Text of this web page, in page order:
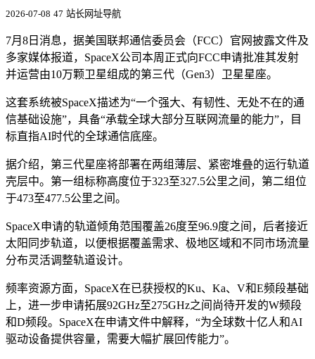
2026-07-08 47 站长网址导航
7月8日消息，据美国联邦通信委员会（FCC）官网披露文件及
多家媒体报道，SpaceX公司本周正式向FCC申请批准其发射
并运营由10万颗卫星组成的第三代（Gen3）卫星星座。
这套系统被SpaceX描述为“一个强大、有韧性、无处不在的通
信基础设施”，具备“承载全球大部分互联网流量的能力”，目
标直指AI时代的全球通信底座。
据介绍，第三代星座将部署在两组薄层、紧密堆叠的运行轨道
壳层中。第一组标称高度位于323至327.5公里之间，第二组位
于473至477.5公里之间。
SpaceX申请的轨道倾角范围覆盖26度至96.9度之间，后者接近
太阳同步轨道，以便根据覆盖需求、极地区域和不同市场流量
分布灵活调整轨道设计。
频率资源方面，SpaceX在已获授权的Ku、Ka、V和E频段基础
上，进一步申请拓展92GHz至275GHz之间尚待开发的W频段
和D频段。SpaceX在申请文件中解释，“为全球数十亿人和AI
驱动设备提供容量，需要大幅扩展回传能力”。